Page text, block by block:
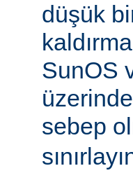
düşük
SunOS
sebep